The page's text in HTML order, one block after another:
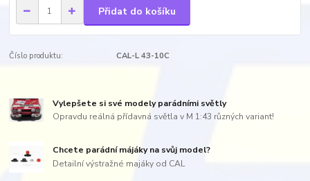
Přidat do košíku
Číslo produktu: CAL-L 43-10C
Vylepšete si své modely parádními světly
Opravdu reálná přídavná světla v M 1:43 různých variant!
Chcete parádní májáky na svůj model?
Detailní výstražné majáky od CAL